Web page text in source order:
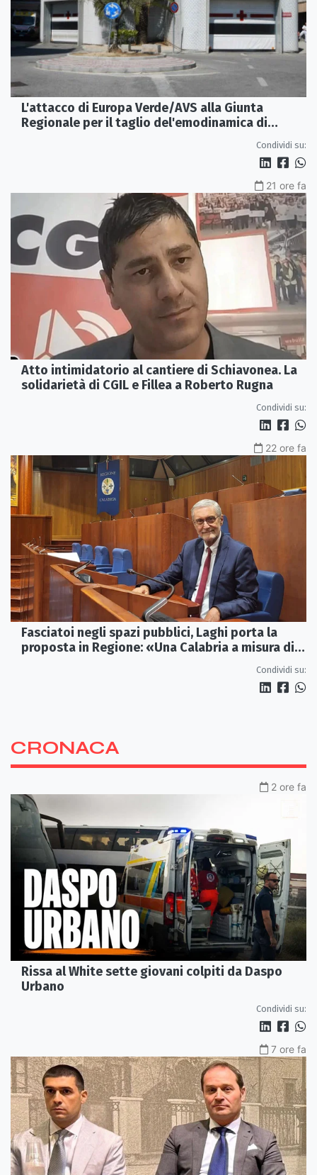
L'attacco di Europa Verde/AVS alla Giunta
Regionale per il taglio del'emodinamica di
Condividi su:
21 ore fa
Atto intimidatorio al cantiere di Schiavonea. La
solidarietà di CGIL e Fillea a Roberto Rugna
Condividi su:
22 ore fa
Fasciatoi negli spazi pubblici, Laghi porta la
proposta in Regione: «Una Calabria a misura di
Condividi su:
CRONACA
2 ore fa
Rissa al White sette giovani colpiti da Daspo
Urbano
Condividi su:
7 ore fa